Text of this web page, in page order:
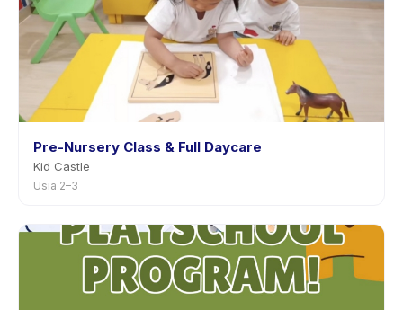
Pre-Nursery Class & Full Daycare
Kid Castle
Usia 2–3